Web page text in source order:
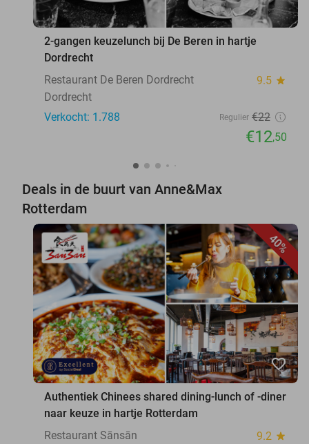
2-gangen keuzelunch bij De Beren in hartje
Dordrecht
Restaurant De Beren Dordrecht
9.5 star
Dordrecht
Verkocht: 1.788
Regulier €22
€12,50
Deals in de buurt van Anne&Max
Rotterdam
40%
favorite_border
Authentiek Chinees shared dining-lunch of -diner
naar keuze in hartje Rotterdam
Restaurant Sānsān
9.2 star